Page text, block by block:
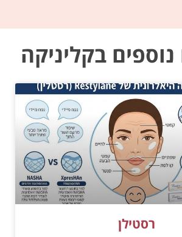
נוספים בקליניקה
רסטילן